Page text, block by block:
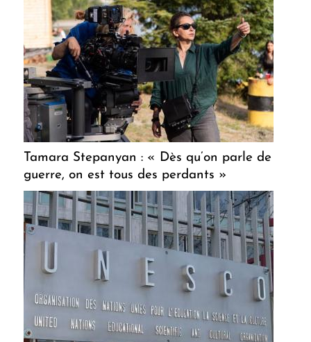
Tamara Stepanyan : « Dès qu’on parle de
guerre, on est tous des perdants »